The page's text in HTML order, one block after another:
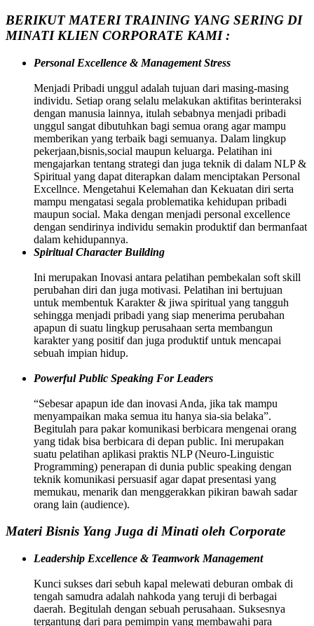
BERIKUT MATERI TRAINING YANG SERING DI
MINATI KLIEN CORPORATE KAMI :
Personal Excellence & Management Stress
Menjadi Pribadi unggul adalah tujuan dari masing-masing
individu. Setiap orang selalu melakukan aktifitas berinteraksi
dengan manusia lainnya, itulah sebabnya menjadi pribadi
unggul sangat dibutuhkan bagi semua orang agar mampu
memberikan yang terbaik bagi semuanya. Dalam lingkup
pekerjaan,bisnis,social maupun keluarga. Pelatihan ini
mengajarkan tentang strategi dan juga teknik di dalam NLP &
Spiritual yang dapat diterapkan dalam menciptakan Personal
Excellnce. Mengetahui Kelemahan dan Kekuatan diri serta
mampu mengatasi segala problematika kehidupan pribadi
maupun social. Maka dengan menjadi personal excellence
dengan sendirinya individu semakin produktif dan bermanfaat
dalam kehidupannya.
Spiritual Character Building
Ini merupakan Inovasi antara pelatihan pembekalan soft skill
perubahan diri dan juga motivasi. Pelatihan ini bertujuan
untuk membentuk Karakter & jiwa spiritual yang tangguh
sehingga menjadi pribadi yang siap menerima perubahan
apapun di suatu lingkup perusahaan serta membangun
karakter yang positif dan juga produktif untuk mencapai
sebuah impian hidup.
Powerful Public Speaking For Leaders
“Sebesar apapun ide dan inovasi Anda, jika tak mampu
menyampaikan maka semua itu hanya sia-sia belaka”.
Begitulah para pakar komunikasi berbicara mengenai orang
yang tidak bisa berbicara di depan public. Ini merupakan
suatu pelatihan aplikasi praktis NLP (Neuro-Linguistic
Programming) penerapan di dunia public speaking dengan
teknik komunikasi persuasif agar dapat presentasi yang
memukau, menarik dan menggerakkan pikiran bawah sadar
orang lain (audience).
Materi Bisnis Yang Juga di Minati oleh Corporate
Leadership Excellence & Teamwork Management
Kunci sukses dari sebuh kapal melewati deburan ombak di
tengah samudra adalah nahkoda yang teruji di berbagai
daerah. Begitulah dengan sebuah perusahaan. Suksesnya
tergantung dari para pemimpin yang membawahi para